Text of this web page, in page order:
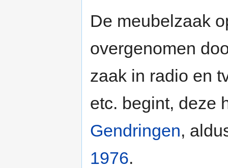
De meubelzaak
overgenomen
zaak in radio en
etc. begint, deze
Gendringen,
1976.